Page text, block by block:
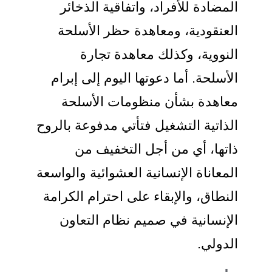
المضادة للأفراد، واتفاقية الذخائر
العنقودية، ومعاهدة حظر الأسلحة
النووية، وكذلك معاهدة تجارة
الأسلحة. أما دعوتها اليوم إلى إبرام
معاهدة بشأن منظومات الأسلحة
الذاتية التشغيل فتأتي مدفوعة بالروح
ذاتها، أي من أجل التخفيف من
المعاناة الإنسانية العشوائية والواسعة
النطاق، والإبقاء على احترام الكرامة
الإنسانية في صميم نظام التعاون
الدولي.